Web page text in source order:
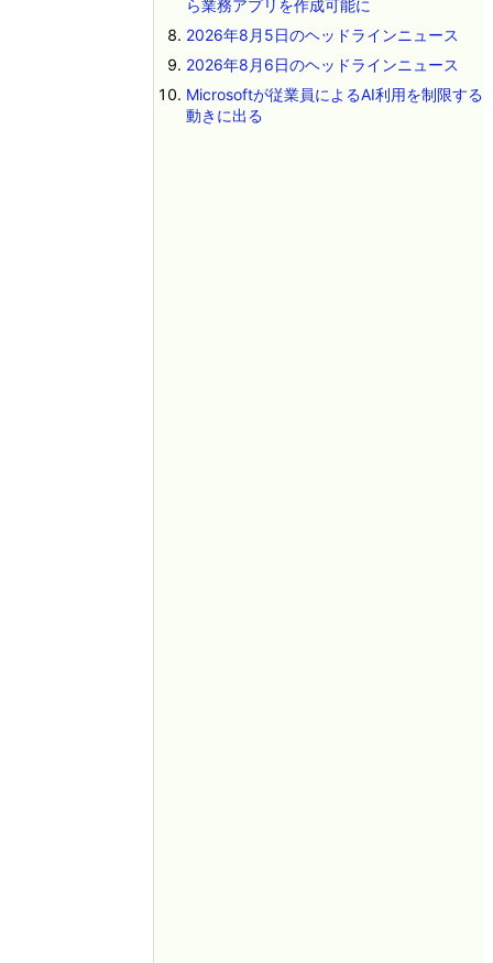
ら業務アプリを作成可能に
2026年8月5日のヘッドラインニュース
2026年8月6日のヘッドラインニュース
Microsoftが従業員によるAI利用を制限する
動きに出る